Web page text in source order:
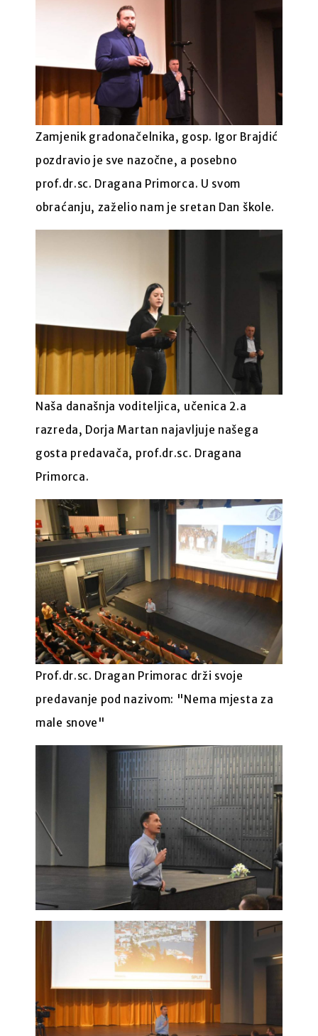
Zamjenik gradonačelnika, gosp. Igor Brajdić
pozdravio je sve nazočne, a posebno
prof.dr.sc. Dragana Primorca. U svom
obraćanju, zaželio nam je sretan Dan škole.
Naša današnja voditeljica, učenica 2.a
razreda, Dorja Martan najavljuje našega
gosta predavača, prof.dr.sc. Dragana
Primorca.
Prof.dr.sc. Dragan Primorac drži svoje
predavanje pod nazivom: "Nema mjesta za
male snove"